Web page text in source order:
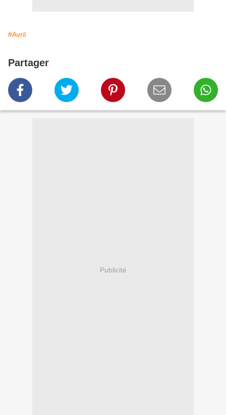
#Avril
Partager
Publicité